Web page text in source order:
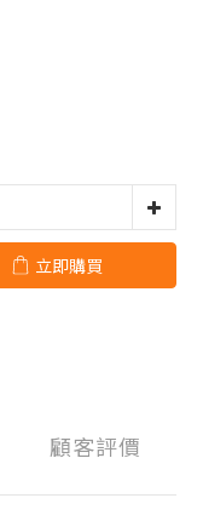
立即購買
顧客評價